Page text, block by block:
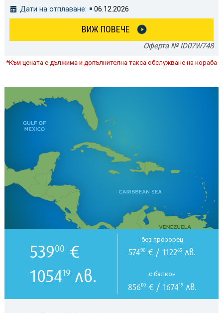
Дати на отплаване:
06.12.2026
ВИЖ ПОВЕЧЕ
Оферта № ID07W748
*Към цената е дължима и допълнителна такса обслужване на кораба
53900 €
105419лв.
без прозорец
57400 € / 112265 лв.
с балкон
85600€ / 167419лв.